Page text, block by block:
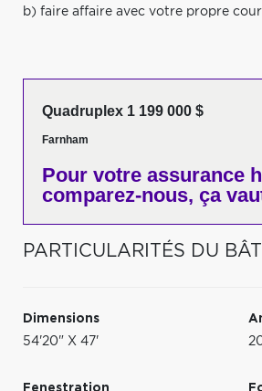
b) faire affaire avec votre propre
Quadruplex 1 199 000 $
Farnham
Pour votre assurance
comparez-nous, ça
PARTICULARITÉS DU
Dimensions
54'20" X 47'
Fenestration